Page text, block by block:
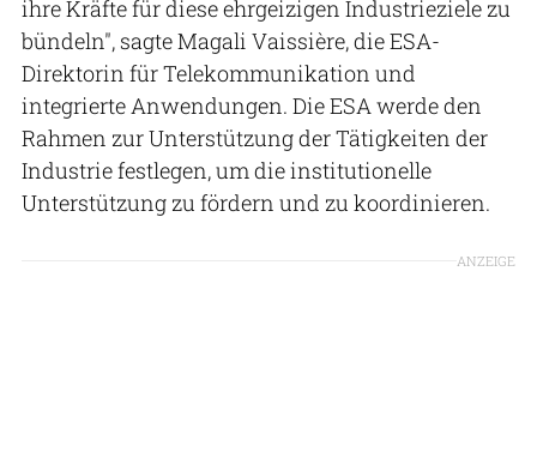
ihre Kräfte für diese ehrgeizigen Industrieziele zu
bündeln", sagte Magali Vaissière, die ESA-
Direktorin für Telekommunikation und
integrierte Anwendungen. Die ESA werde den
Rahmen zur Unterstützung der Tätigkeiten der
Industrie festlegen, um die institutionelle
Unterstützung zu fördern und zu koordinieren.
ANZEIGE